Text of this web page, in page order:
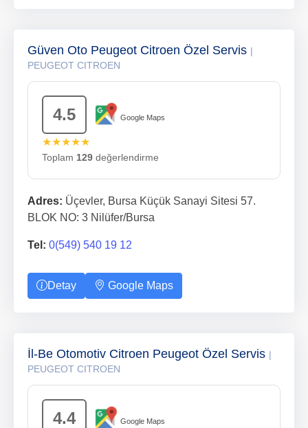
Güven Oto Peugeot Citroen Özel Servis |
PEUGEOT CITROEN
4.5 Google Maps
★★★★★
Toplam 129 değerlendirme
Adres: Üçevler, Bursa Küçük Sanayi Sitesi 57.
BLOK NO: 3 Nilüfer/Bursa
Tel: 0(549) 540 19 12
Detay Google Maps
İl-Be Otomotiv Citroen Peugeot Özel Servis |
PEUGEOT CITROEN
4.4 Google Maps